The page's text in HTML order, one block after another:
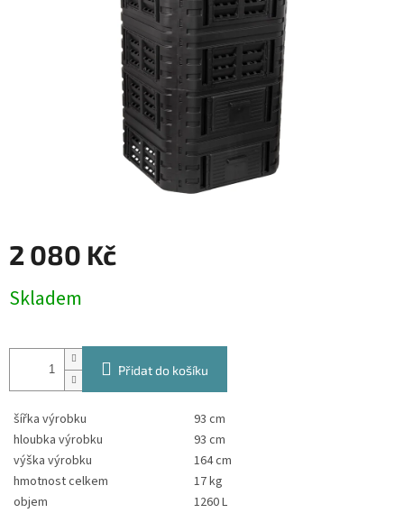
2 080 Kč
cena:
Skladem
Přidat do košíku
šířka výrobku
93 cm
hloubka výrobku
93 cm
výška výrobku
164 cm
hmotnost celkem
17 kg
objem
1260 L